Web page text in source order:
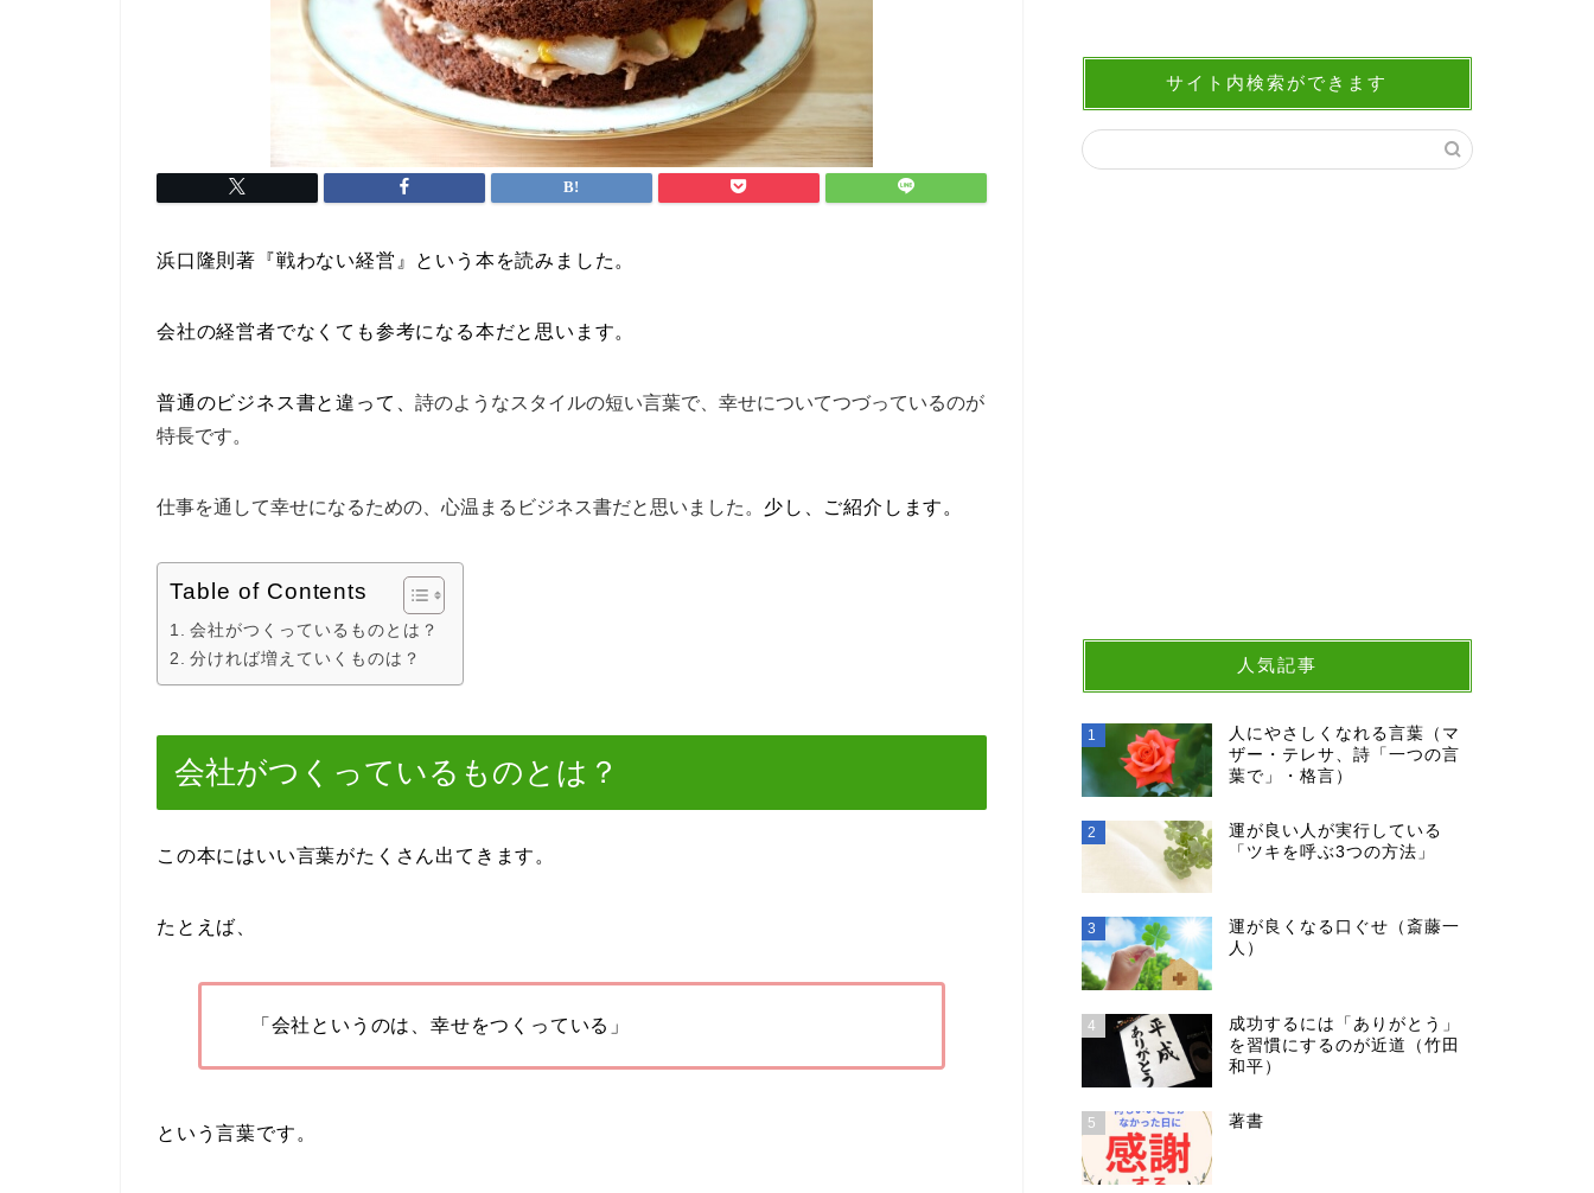
浜口隆則著『戦わない経営』という本を読みました。
会社の経営者でなくても参考になる本だと思います。
普通のビジネス書と違って、詩のようなスタイルの短い言葉で、幸せについてつづっているのが
特長です。
仕事を通して幸せになるための、心温まるビジネス書だと思いました。 少し、ご紹介します。
Table of Contents
会社がつくっているものとは？
分ければ増えていくものは？
会社がつくっているものとは？
この本にはいい言葉がたくさん出てきます。
たとえば、
「会社というのは、幸せをつくっている」
という言葉です。
サイト内検索ができます
人気記事
1
人にやさしくなれる言葉（マ
ザー・テレサ、詩「一つの言
葉で」・格言）
2
運が良い人が実行している
「ツキを呼ぶ3つの方法」
3
運が良くなる口ぐせ（斎藤一
人）
4
成功するには「ありがとう」
を習慣にするのが近道（竹田
和平）
5 著書